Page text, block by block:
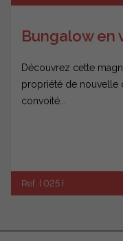
Bungalow en
Découvrez cette
propriété de nouvelle
convoité...
Ref. { 025 }